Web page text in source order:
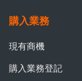
購入業務
現有商機
購入業務登記